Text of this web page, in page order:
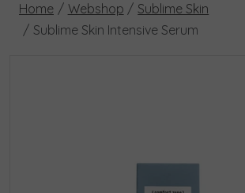
Home Webshop
Sublime Skin
Sublime Skin Intensive Serum